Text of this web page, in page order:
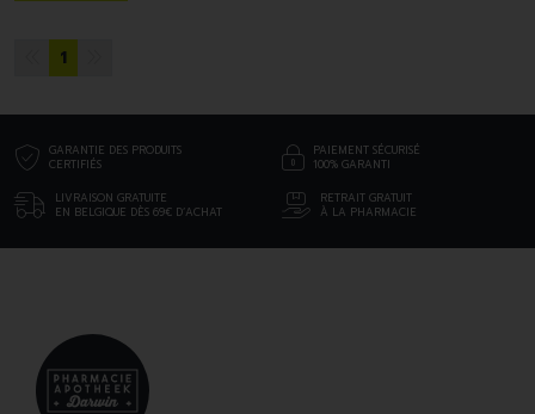
1
GARANTIE DES PRODUITS
CERTIFIÉS
PAIEMENT SÉCURISÉ
100% GARANTI
LIVRAISON GRATUITE
EN BELGIQUE DÈS 69€ D’ACHAT
RETRAIT GRATUIT
À LA PHARMACIE